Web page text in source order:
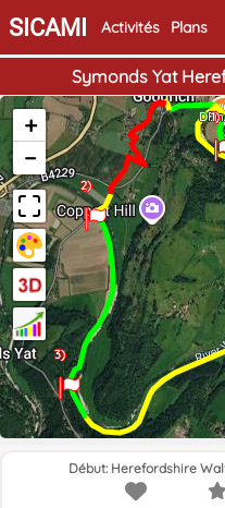
SICAMI Activités Plans
Symonds Yat
Fin
1)
2)
3)
+
−
Début: Herefordshire